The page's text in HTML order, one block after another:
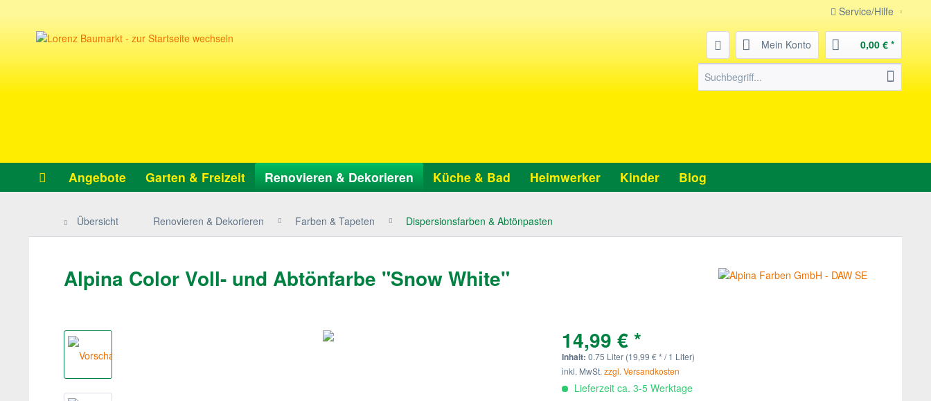
Service/Hilfe
Mein Konto 0,00 € *
Angebote Garten & Freizeit Renovieren & Dekorieren Küche & Bad Heimwerker Kinder Blog
Übersicht Renovieren & Dekorieren Farben & Tapeten Dispersionsfarben & Abtönpasten
Alpina Color Voll- und Abtönfarbe "Snow White"
14,99 € *
Inhalt:0.75 Liter (19,99 € * / 1 Liter)
inkl. MwSt.zzgl. Versandkosten
Lieferzeit ca. 3-5 Werktage